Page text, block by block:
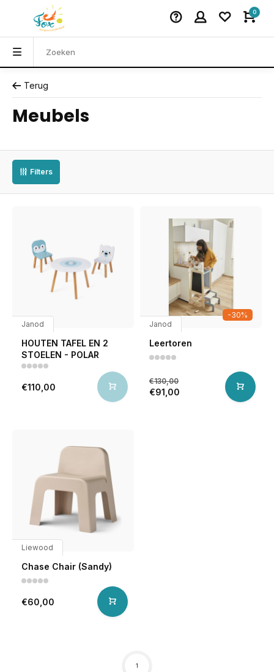
0
Terug
Meubels
Filters
Janod
HOUTEN TAFEL EN 2
STOELEN - POLAR
€110,00
-30%
Janod
Leertoren
€130,00
€91,00
Liewood
Chase Chair (Sandy)
€60,00
1